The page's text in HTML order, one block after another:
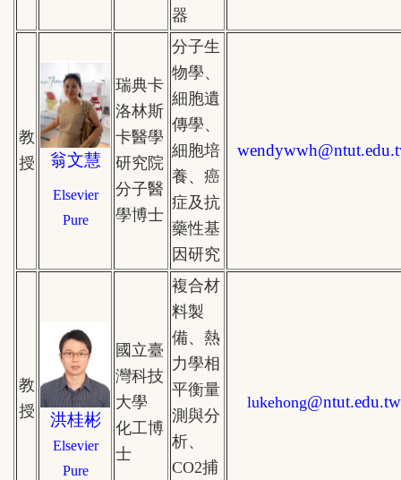
器
教
授
翁文慧
Elsevier
Pure
瑞典卡
洛林斯
卡醫學
研究院
分子醫
學博士
分子生
物學、
細胞遺
傳學、
細胞培
養、癌
症及抗
藥性基
因研究
wendywwh@
教
授
洪桂彬
Elsevier
Pure
國立臺
灣科技
大學
化工博
士
複合材
料製
備、熱
力學相
平衡量
測與分
析、
CO2捕
lukehong@ntut.edu.tw